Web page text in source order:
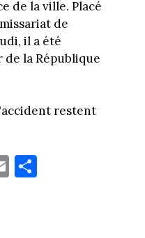
de la ville. Placé
de
il a été
la République
restent
E
m
Pa